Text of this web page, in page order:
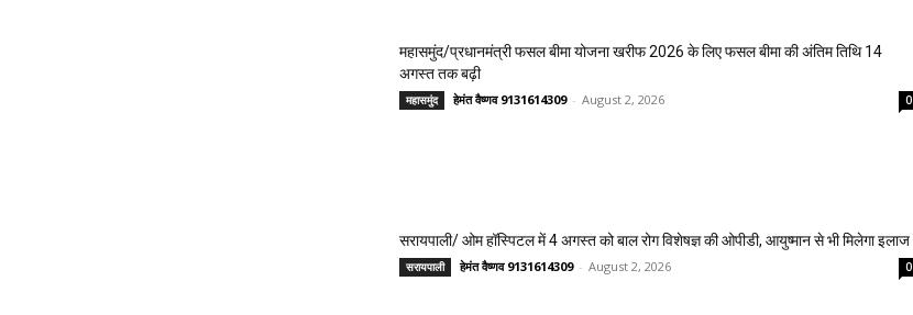
महासमुंद/प्रधानमंत्री फसल बीमा योजना खरीफ 2026 के लिए फसल बीमा की अंतिम तिथि 14
अगस्त तक बढ़ी
महासमुंद हेमंत वैष्णव 9131614309 - August 2, 2026 0
सरायपाली/ ओम हॉस्पिटल में 4 अगस्त को बाल रोग विशेषज्ञ की ओपीडी, आयुष्मान से भी मिलेगा इलाज
सरायपाली हेमंत वैष्णव 9131614309 - August 2, 2026 0